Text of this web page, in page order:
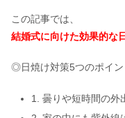
この記事では、
結婚式に向けた効果的な
◎日焼け対策5つのポイン
1. 曇りや短時間の外